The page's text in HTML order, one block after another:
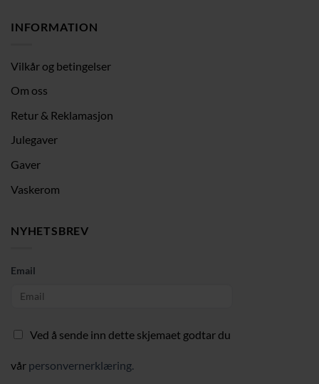
INFORMATION
Vilkår og betingelser
Om oss
Retur & Reklamasjon
Julegaver
Gaver
Vaskerom
NYHETSBREV
Email
Ved å sende inn dette skjemaet godtar du
vår personvernerklæring.